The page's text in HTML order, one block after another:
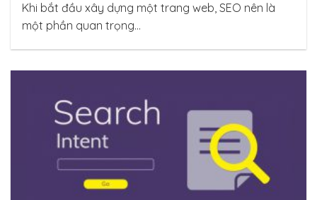
Khi bắt đầu xây dựng một trang web, SEO nên là
một phần quan trọng...